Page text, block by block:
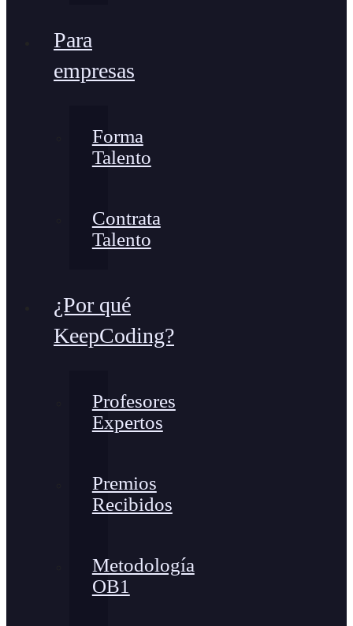
Para
empresas
Forma
Talento
Contrata
Talento
¿Por qué
KeepCoding?
Profesores
Expertos
Premios
Recibidos
Metodología
OB1